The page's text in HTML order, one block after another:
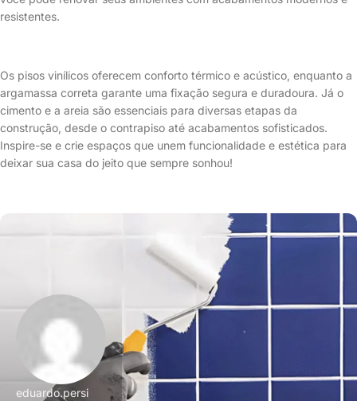
resistentes.
Os pisos vinílicos oferecem conforto térmico e acústico, enquanto a
argamassa correta garante uma fixação segura e duradoura. Já o
cimento e a areia são essenciais para diversas etapas da
construção, desde o contrapiso até acabamentos sofisticados.
Inspire-se e crie espaços que unem funcionalidade e estética para
deixar sua casa do jeito que sempre sonhou!
eduardo.persi